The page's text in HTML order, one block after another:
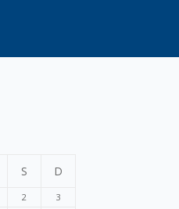
S D
2
3